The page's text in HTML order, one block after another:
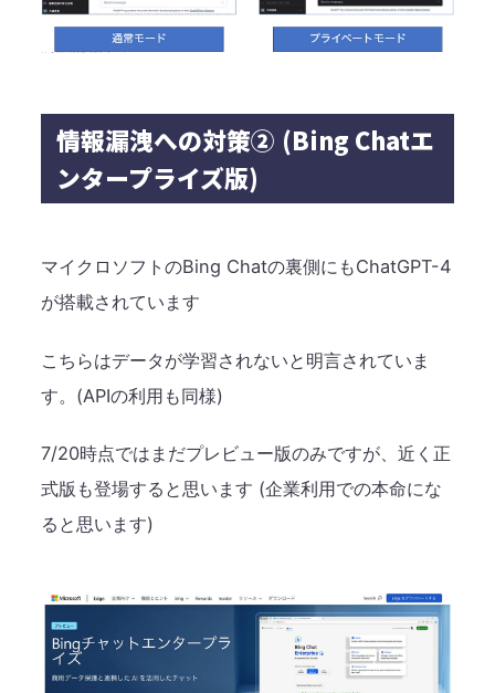
情報漏洩への対策② (Bing Chatエ
ンタープライズ版)​
マイクロソフトのBing Chatの裏側にもChatGPT-4
が搭載されています​
こちらはデータが学習されないと明言されていま
す。(APIの利用も同様)​
7/20時点ではまだプレビュー版のみですが、近く正
式版も登場すると思います​ (企業利用での本命にな
ると思います)​